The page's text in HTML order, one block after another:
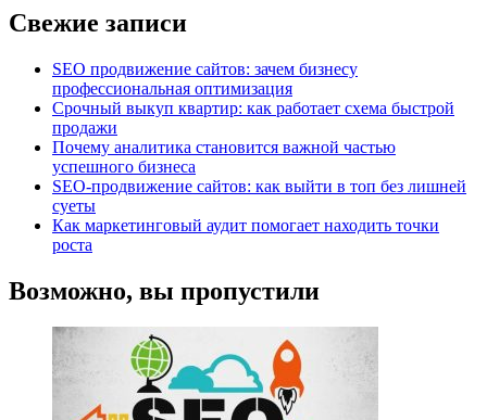
Свежие записи
SEO продвижение сайтов: зачем бизнесу
профессиональная оптимизация
Срочный выкуп квартир: как работает схема быстрой
продажи
Почему аналитика становится важной частью
успешного бизнеса
SEO-продвижение сайтов: как выйти в топ без лишней
суеты
Как маркетинговый аудит помогает находить точки
роста
Возможно, вы пропустили